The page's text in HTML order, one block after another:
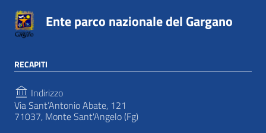
Ente parco nazionale del Gargano
RECAPITI
Indirizzo
Via Sant’Antonio Abate, 121
71037, Monte Sant'Angelo (Fg)